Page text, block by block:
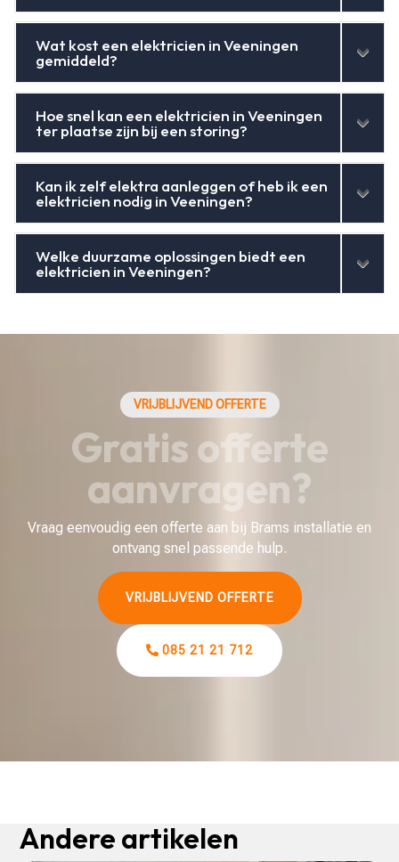
Wat kost een elektricien in Veeningen
gemiddeld?
Hoe snel kan een elektricien in Veeningen
ter plaatse zijn bij een storing?
Kan ik zelf elektra aanleggen of heb ik een
elektricien nodig in Veeningen?
Welke duurzame oplossingen biedt een
elektricien in Veeningen?
VRIJBLIJVEND OFFERTE
Gratis offerte
aanvragen?
Vraag eenvoudig een offerte aan bij Brams installatie en
ontvang snel passende hulp.
VRIJBLIJVEND OFFERTE
085 21 21 712
Andere artikelen